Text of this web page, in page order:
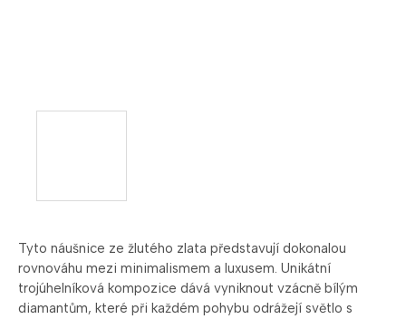
Tyto náušnice ze žlutého zlata představují dokonalou
rovnováhu mezi minimalismem a luxusem. Unikátní
trojúhelníková kompozice dává vyniknout vzácně bílým
diamantům, které při každém pohybu odrážejí světlo s